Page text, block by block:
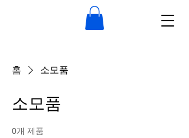
홈 소모품
소모품
0개 제품